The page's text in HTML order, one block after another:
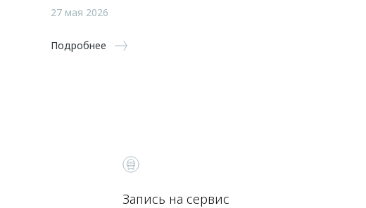
27 мая 2026
Подробнее
Запись на сервис